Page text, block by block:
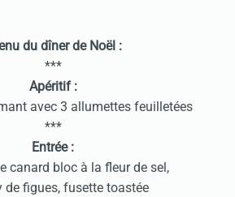
du dîner de Noël :
***
Apéritif :
avec 3 allumettes feuilletées
***
Entrée :
canard bloc à la fleur de sel,
de figues, fusette toastée